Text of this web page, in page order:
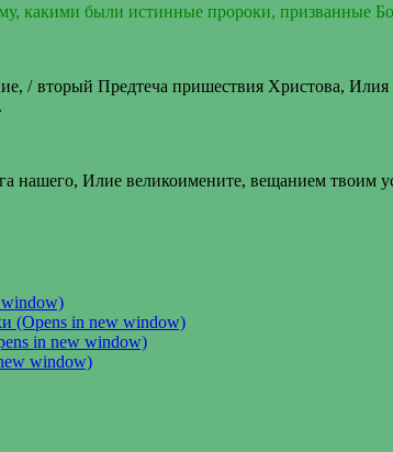
какими были истинные пророки, призванные
/ вторый Предтеча пришествия Христова,
нашего, Илие великоимените, вещанием твоим
window)
(Opens in new window)
in new window)
window)